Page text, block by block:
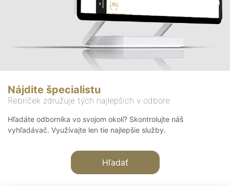
Nájdite špecialistu
Rebríček združuje tých najlepších v odbore
Hľadáte odborníka vo svojom okolí? Skontrolujte náš
vyhľadávač. Využívajte len tie najlepšie služby.
Hľadať